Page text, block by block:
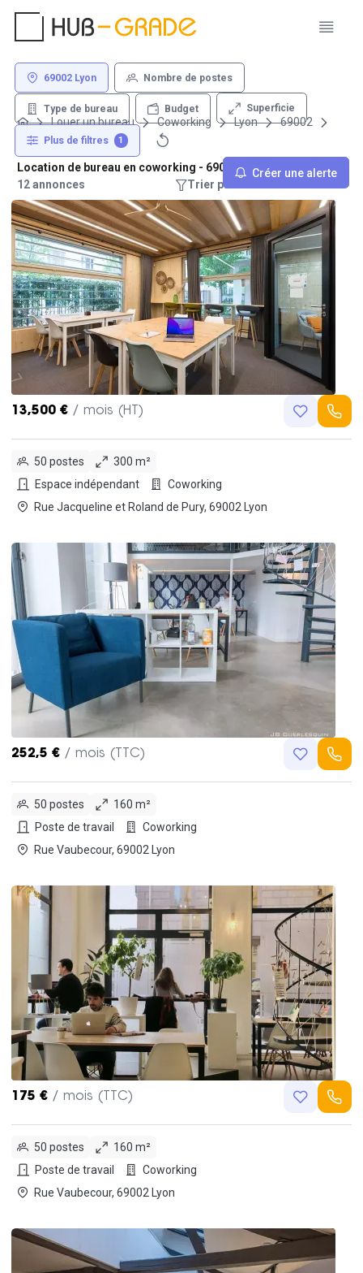
69002 Lyon Nombre de postes
Type de bureau Budget Superficie
Plus de filtres 1
Créer une alerte
Louer un bureau Coworking Lyon 69002
Location de bureau en coworking - 69002 Lyon
12 annonces
Trier par : Recommandations
13,500 € / mois (HT)
50 postes
300 m²
Espace indépendant
Coworking
Rue Jacqueline et Roland de Pury, 69002 Lyon
252,5 € / mois (TTC)
50 postes
160 m²
Poste de travail
Coworking
Rue Vaubecour, 69002 Lyon
175 € / mois (TTC)
50 postes
160 m²
Poste de travail
Coworking
Rue Vaubecour, 69002 Lyon